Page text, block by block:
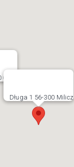
Długa 1 56-300 Milicz